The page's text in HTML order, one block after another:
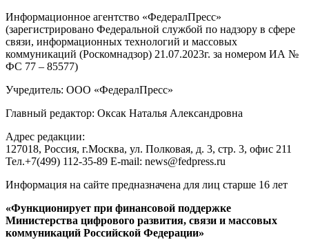
Информационное агентство «ФедералПресс»
(зарегистрировано Федеральной службой по надзору в сфере
связи, информационных технологий и массовых
коммуникаций (Роскомнадзор) 21.07.2023г. за номером ИА №
ФС 77 – 85577)
Учредитель: ООО «ФедералПресс»
Главный редактор: Оксак Наталья Александровна
Адрес редакции:
127018, Россия, г.Москва, ул. Полковая, д. 3, стр. 3, офис 211
Тел.+7(499) 112-35-89 E-mail: news@fedpress.ru
Информация на сайте предназначена для лиц старше 16 лет
«Функционирует при финансовой поддержке
Министерства цифрового развития, связи и массовых
коммуникаций Российской Федерации»